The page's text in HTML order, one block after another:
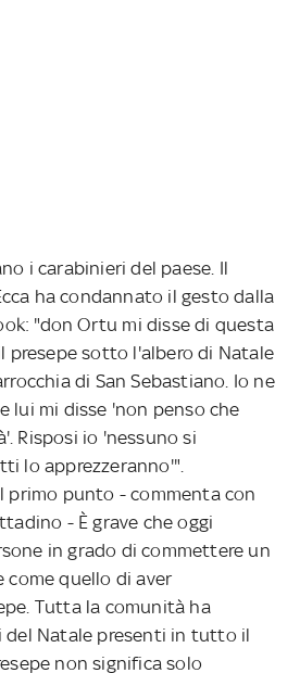
i carabinieri del paese. Il
ha condannato il gesto dalla
"don Ortu mi disse di questa
presepe sotto l'albero di Natale
di San Sebastiano. Io ne
lui mi disse 'non penso che
Risposi io 'nessuno si
lo apprezzeranno'".
primo punto - commenta con
- È grave che oggi
in grado di commettere un
quello di aver
Tutta la comunità ha
del Natale presenti in tutto il
non significa solo